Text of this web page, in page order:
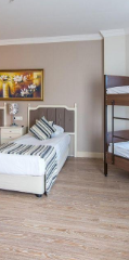
rankšluosčiai
nemokamai
yra
(visoje
aikštelė